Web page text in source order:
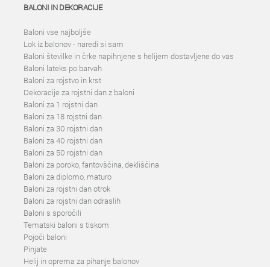
BALONI IN DEKORACIJE
Baloni vse najboljše
Lok iz balonov - naredi si sam
Baloni številke in črke napihnjene s helijem dostavljene do vas
Baloni lateks po barvah
Baloni za rojstvo in krst
Dekoracije za rojstni dan z baloni
Baloni za 1 rojstni dan
Baloni za 18 rojstni dan
Baloni za 30 rojstni dan
Baloni za 40 rojstni dan
Baloni za 50 rojstni dan
Baloni za poroko, fantovščina, dekliščina
Baloni za diplomo, maturo
Baloni za rojstni dan otrok
Baloni za rojstni dan odraslih
Baloni s sporočili
Tematski baloni s tiskom
Pojoči baloni
Pinjate
Helij in oprema za pihanje balonov